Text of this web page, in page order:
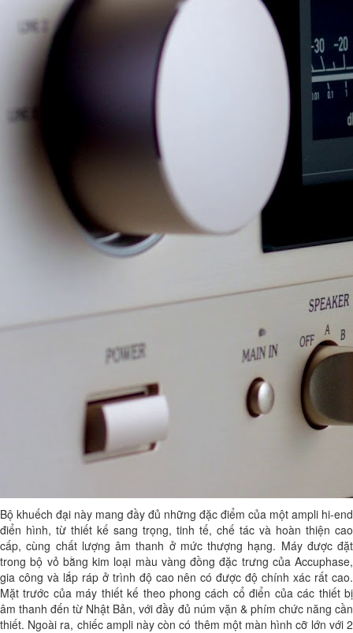
Bộ khuếch đại này mang đầy đủ những đặc điểm của một ampli hi-end
điển hình, từ thiết kế sang trọng, tinh tế, chế tác và hoàn thiện cao
cấp, cùng chất lượng âm thanh ở mức thượng hạng. Máy được đặt
trong bộ vỏ bằng kim loại màu vàng đồng đặc trưng của Accuphase,
gia công và lắp ráp ở trình độ cao nên có được độ chính xác rất cao.
Mặt trước của máy thiết kế theo phong cách cổ điển của các thiết bị
âm thanh đến từ Nhật Bản, với đầy đủ núm vặn & phím chức năng cần
thiết. Ngoài ra, chiếc ampli này còn có thêm một màn hình cỡ lớn với 2